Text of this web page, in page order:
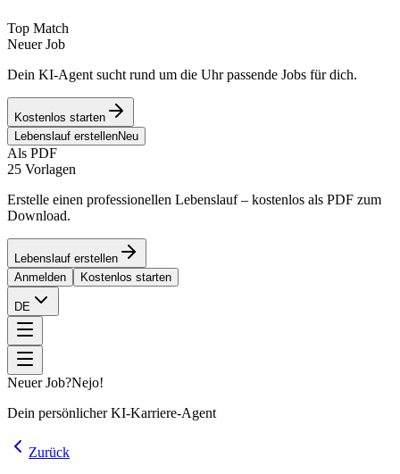
Top Match
Neuer Job
Dein KI-Agent sucht rund um die Uhr passende Jobs für dich.
Kostenlos starten
Lebenslauf erstellenNeu
Als PDF
25 Vorlagen
Erstelle einen professionellen Lebenslauf – kostenlos als PDF zum
Download.
Lebenslauf erstellen
Anmelden
Kostenlos starten
DE
Neuer Job?Nejo!
Dein persönlicher KI-Karriere-Agent
Zurück